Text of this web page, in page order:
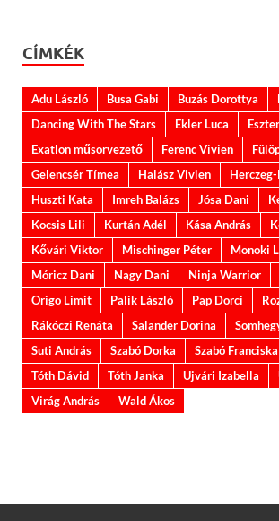
CÍMKÉK
Adu László Busa Gabi Buzás Dorottya
Dancing With The Stars
Ekler Luca
Exatlon műsorvezető
Ferenc Vivien
Gelencsér Tímea
Halász Vivien
Huszti Kata
Imreh Balázs Jósa Dani
Kocsis Lili
Kurtán Adél Kása András
Kővári Viktor
Mischinger Péter
Monoki
Móricz Dani
Nagy Dani Ninja Warrior
Origo Limit
Palik László Pap Dorci
Rákóczi Renáta
Salander Dorina
Suti András
Szabó Dorka Szabó Franciska
Tóth Dávid
Tóth Janka Ujvári Izabella
Virág András
Wald Ákos